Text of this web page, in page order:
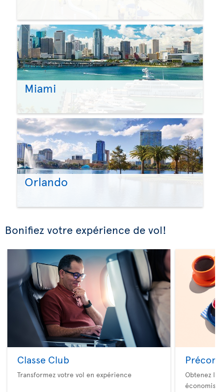
Miami
Orlando
Bonifiez votre expérience de vol!
Classe Club
Transformez votre vol en expérience
Obtenez